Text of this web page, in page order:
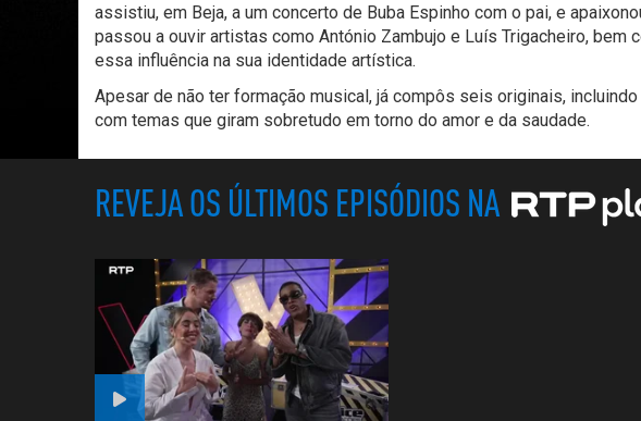
assistiu, em Beja, a um concerto de Buba Espinho com o pai, e
passou a ouvir artistas como António Zambujo e Luís Trigacheiro, bem
essa influência na sua identidade artística.
Apesar de não ter formação musical, já compôs seis originais,
com temas que giram sobretudo em torno do amor e da saudade.
REVEJA OS ÚLTIMOS EPISÓDIOS NA